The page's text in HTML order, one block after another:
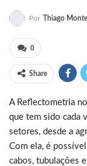
Por Thiago
0
Share
A Reflectometria
que tem sido cada
setores, desde a
Com ela, é
cabos, tubulações